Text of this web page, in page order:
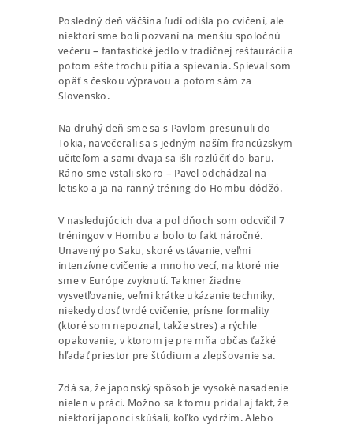
Posledný deň väčšina ľudí odišla po cvičení, ale
niektorí sme boli pozvaní na menšiu spoločnú
večeru – fantastické jedlo v tradičnej reštaurácii a
potom ešte trochu pitia a spievania. Spieval som
opäť s českou výpravou a potom sám za
Slovensko.
Na druhý deň sme sa s Pavlom presunuli do
Tokia, navečerali sa s jedným naším francúzskym
učiteľom a sami dvaja sa išli rozlúčiť do baru.
Ráno sme vstali skoro – Pavel odchádzal na
letisko a ja na ranný tréning do Hombu dódžó.
V nasledujúcich dva a pol dňoch som odcvičil 7
tréningov v Hombu a bolo to fakt náročné.
Unavený po Saku, skoré vstávanie, veľmi
intenzívne cvičenie a mnoho vecí, na ktoré nie
sme v Európe zvyknutí. Takmer žiadne
vysvetľovanie, veľmi krátke ukázanie techniky,
niekedy dosť tvrdé cvičenie, prísne formality
(ktoré som nepoznal, takže stres) a rýchle
opakovanie, v ktorom je pre mňa občas ťažké
hľadať priestor pre štúdium a zlepšovanie sa.
Zdá sa, že japonský spôsob je vysoké nasadenie
nielen v práci. Možno sa k tomu pridal aj fakt, že
niektorí japonci skúšali, koľko vydržím. Alebo